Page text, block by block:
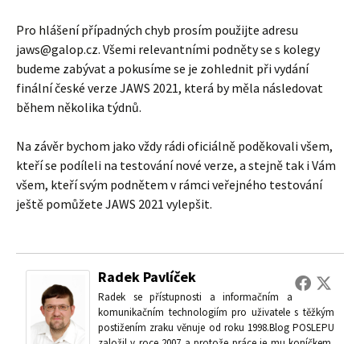
Pro hlášení případných chyb prosím použijte adresu
jaws@galop.cz. Všemi relevantními podněty se s kolegy
budeme zabývat a pokusíme se je zohlednit při vydání
finální české verze JAWS 2021, která by měla následovat
během několika týdnů.
Na závěr bychom jako vždy rádi oficiálně poděkovali všem,
kteří se podíleli na testování nové verze, a stejně tak i Vám
všem, kteří svým podnětem v rámci veřejného testování
ještě pomůžete JAWS 2021 vylepšit.
Radek Pavlíček
Radek se přístupnosti a informačním a
komunikačním technologiím pro uživatele s těžkým
postižením zraku věnuje od roku 1998.Blog POSLEPU